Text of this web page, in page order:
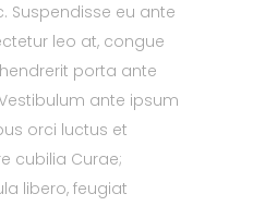
Suspendisse eu ante
leo at, congue
porta ante
ante ipsum
orci luctus et
cubilia Curae;
libero, feugiat